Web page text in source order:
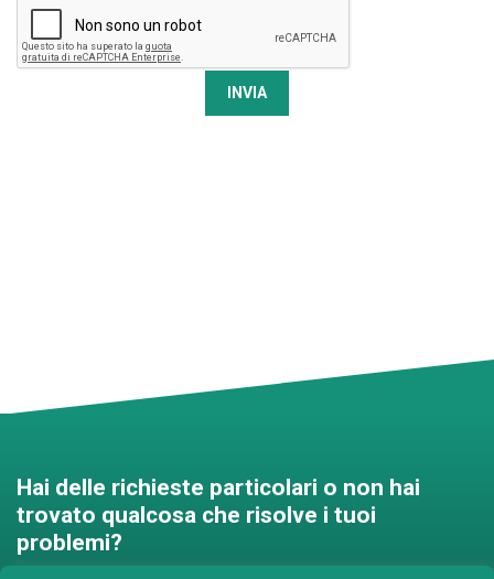
INVIA
Hai delle richieste particolari o non hai
trovato qualcosa che risolve i tuoi
problemi?